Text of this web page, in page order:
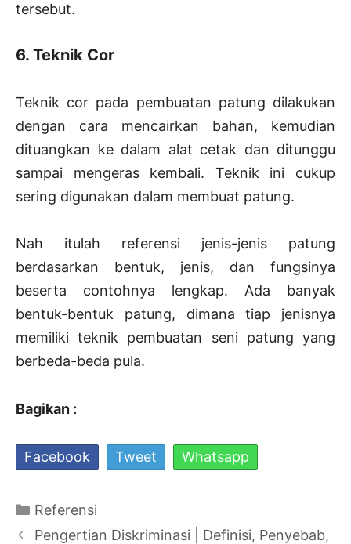
tersebut.
6. Teknik Cor
Teknik cor pada pembuatan patung dilakukan
dengan cara mencairkan bahan, kemudian
dituangkan ke dalam alat cetak dan ditunggu
sampai mengeras kembali. Teknik ini cukup
sering digunakan dalam membuat patung.
Nah itulah referensi jenis-jenis patung
berdasarkan bentuk, jenis, dan fungsinya
beserta contohnya lengkap. Ada banyak
bentuk-bentuk patung, dimana tiap jenisnya
memiliki teknik pembuatan seni patung yang
berbeda-beda pula.
Bagikan :
Facebook Tweet Whatsapp
Kategori
Referensi
Navigasi
Pengertian Diskriminasi | Definisi, Penyebab,